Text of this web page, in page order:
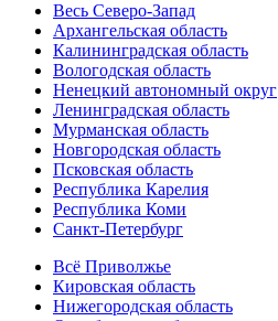
Весь Северо-Запад
Архангельская область
Калининградская область
Вологодская область
Ненецкий автономный округ
Ленинградская область
Мурманская область
Новгородская область
Псковская область
Республика Карелия
Республика Коми
Санкт-Петербург
Всё Приволжье
Кировская область
Нижегородская область